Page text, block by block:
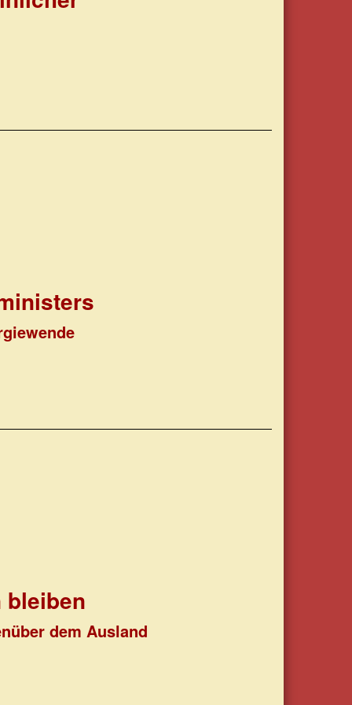
bleiben
dem Ausland